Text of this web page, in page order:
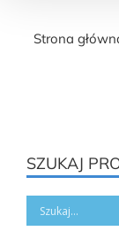
Strona
SZUKAJ